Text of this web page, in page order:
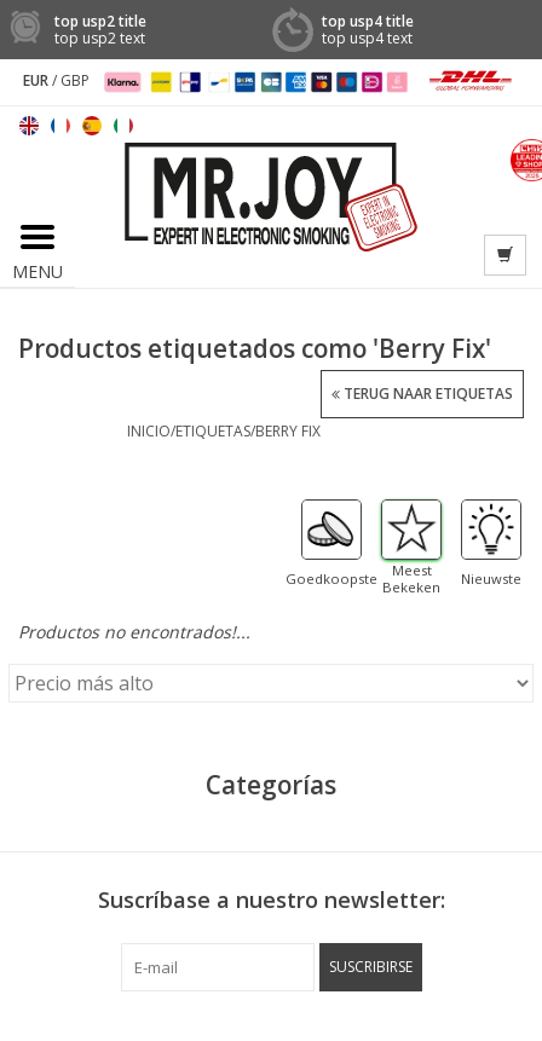
top usp2 title
top usp2 text
top usp4 title
top usp4 text
EUR/ GBP
MENU
Productos etiquetados como 'Berry Fix'
INICIO/ETIQUETAS/BERRY FIX
TERUG NAAR ETIQUETAS
Goedkoopste
Meest
Bekeken
Nieuwste
Productos no encontrados!...
Categorías
Suscríbase a nuestro newsletter:
SUSCRIBIRSE